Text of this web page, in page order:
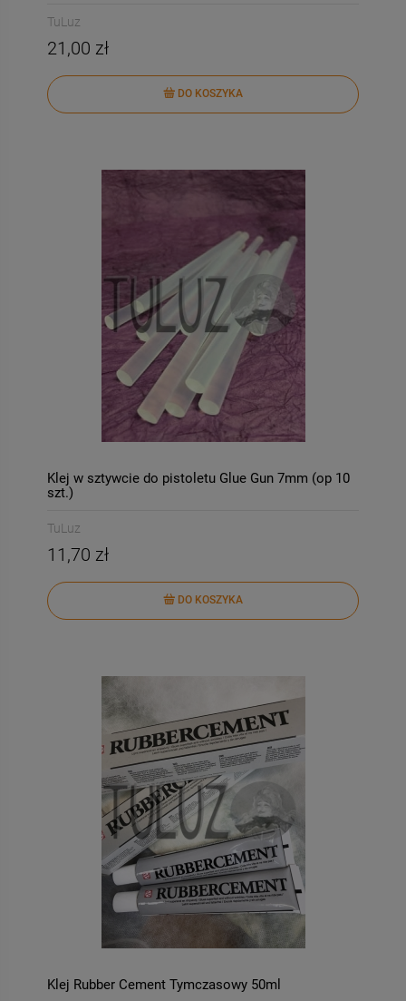
TuLuz
21,00 zł
DO KOSZYKA
Klej w sztywcie do pistoletu Glue Gun 7mm (op 10
szt.)
TuLuz
11,70 zł
DO KOSZYKA
Klej Rubber Cement Tymczasowy 50ml